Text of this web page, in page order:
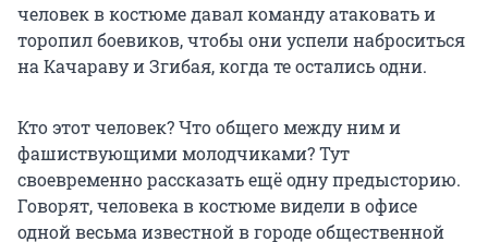
человек в костюме давал команду атаковать и
торопил боевиков, чтобы они успели наброситься
на Качараву и Згибая, когда те остались одни.
Кто этот человек? Что общего между ним и
фашиствующими молодчиками? Тут
своевременно рассказать ещё одну предысторию.
Говорят, человека в костюме видели в офисе
одной весьма известной в городе общественной